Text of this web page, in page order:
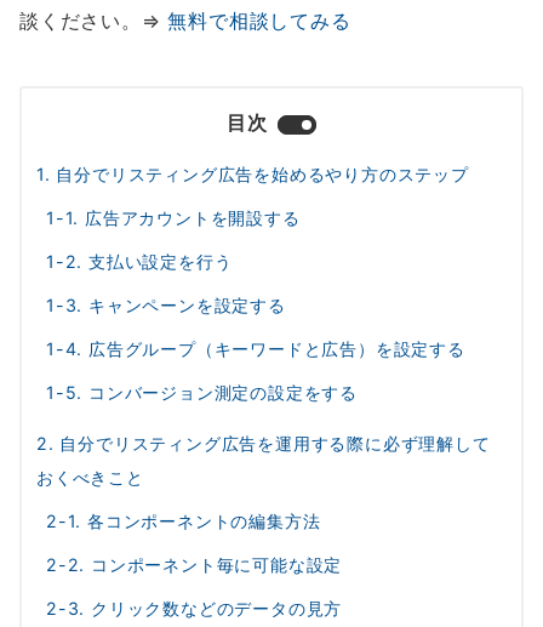
談ください。⇒無料で相談してみる
目次
1. 自分でリスティング広告を始めるやり方のステップ
1-1. 広告アカウントを開設する
1-2. 支払い設定を行う
1-3. キャンペーンを設定する
1-4. 広告グループ（キーワードと広告）を設定する
1-5. コンバージョン測定の設定をする
2. 自分でリスティング広告を運用する際に必ず理解して
おくべきこと
2-1. 各コンポーネントの編集方法
2-2. コンポーネント毎に可能な設定
2-3. クリック数などのデータの見方